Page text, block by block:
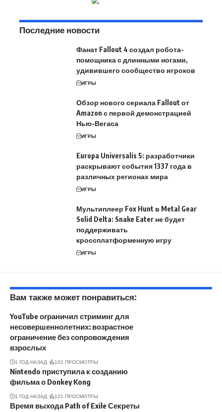
Последние новости
Фанат Fallout 4 создал робота-
помощника с длинными ногами,
удивившего сообщество игроков
ИГРЫ
Обзор нового сериала Fallout от
Amazon с первой демонстрацией
Нью-Вегаса
ИГРЫ
Europa Universalis 5: разработчики
раскрывают события 1337 года в
различных регионах мира
ИГРЫ
Мультиплеер Fox Hunt в Metal Gear
Solid Delta: Snake Eater не будет
поддерживать
кроссплатформенную игру
ИГРЫ
Вам также может понравиться:
YouTube ограничил стриминг для
несовершеннолетних: возрастное
ограничение без сопровождения
взрослых
1 ГОД НАЗАД 102 ПРОСМОТРЫ
Nintendo приступила к созданию
фильма о Donkey Kong
1 ГОД НАЗАД 121 ПРОСМОТРЫ
Время выхода Path of Exile Секреты